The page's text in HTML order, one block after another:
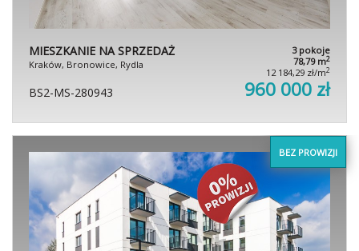
MIESZKANIE NA SPRZEDAŻ
Kraków, Bronowice, Rydla
3 pokoje
78,79 m2
12 184,29 zł/m2
BS2-MS-280943 960 000 zł
BEZ PROWIZJI